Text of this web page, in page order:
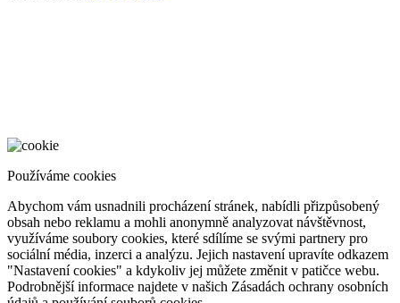
Používáme cookies
Abychom vám usnadnili procházení stránek, nabídli přizpůsobený
obsah nebo reklamu a mohli anonymně analyzovat návštěvnost,
využíváme soubory cookies, které sdílíme se svými partnery pro
sociální média, inzerci a analýzu. Jejich nastavení upravíte odkazem
"Nastavení cookies" a kdykoliv jej můžete změnit v patičce webu.
Podrobnější informace najdete v našich Zásadách ochrany osobních